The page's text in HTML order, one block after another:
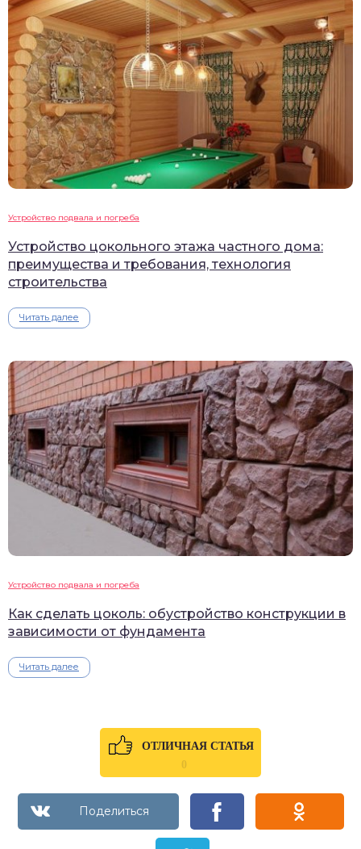
Устройство подвала и погреба
Устройство цокольного этажа частного дома:
преимущества и требования, технология
строительства
Читать далее
Устройство подвала и погреба
Как сделать цоколь: обустройство конструкции в
зависимости от фундамента
Читать далее
ОТЛИЧНАЯ СТАТЬЯ
0